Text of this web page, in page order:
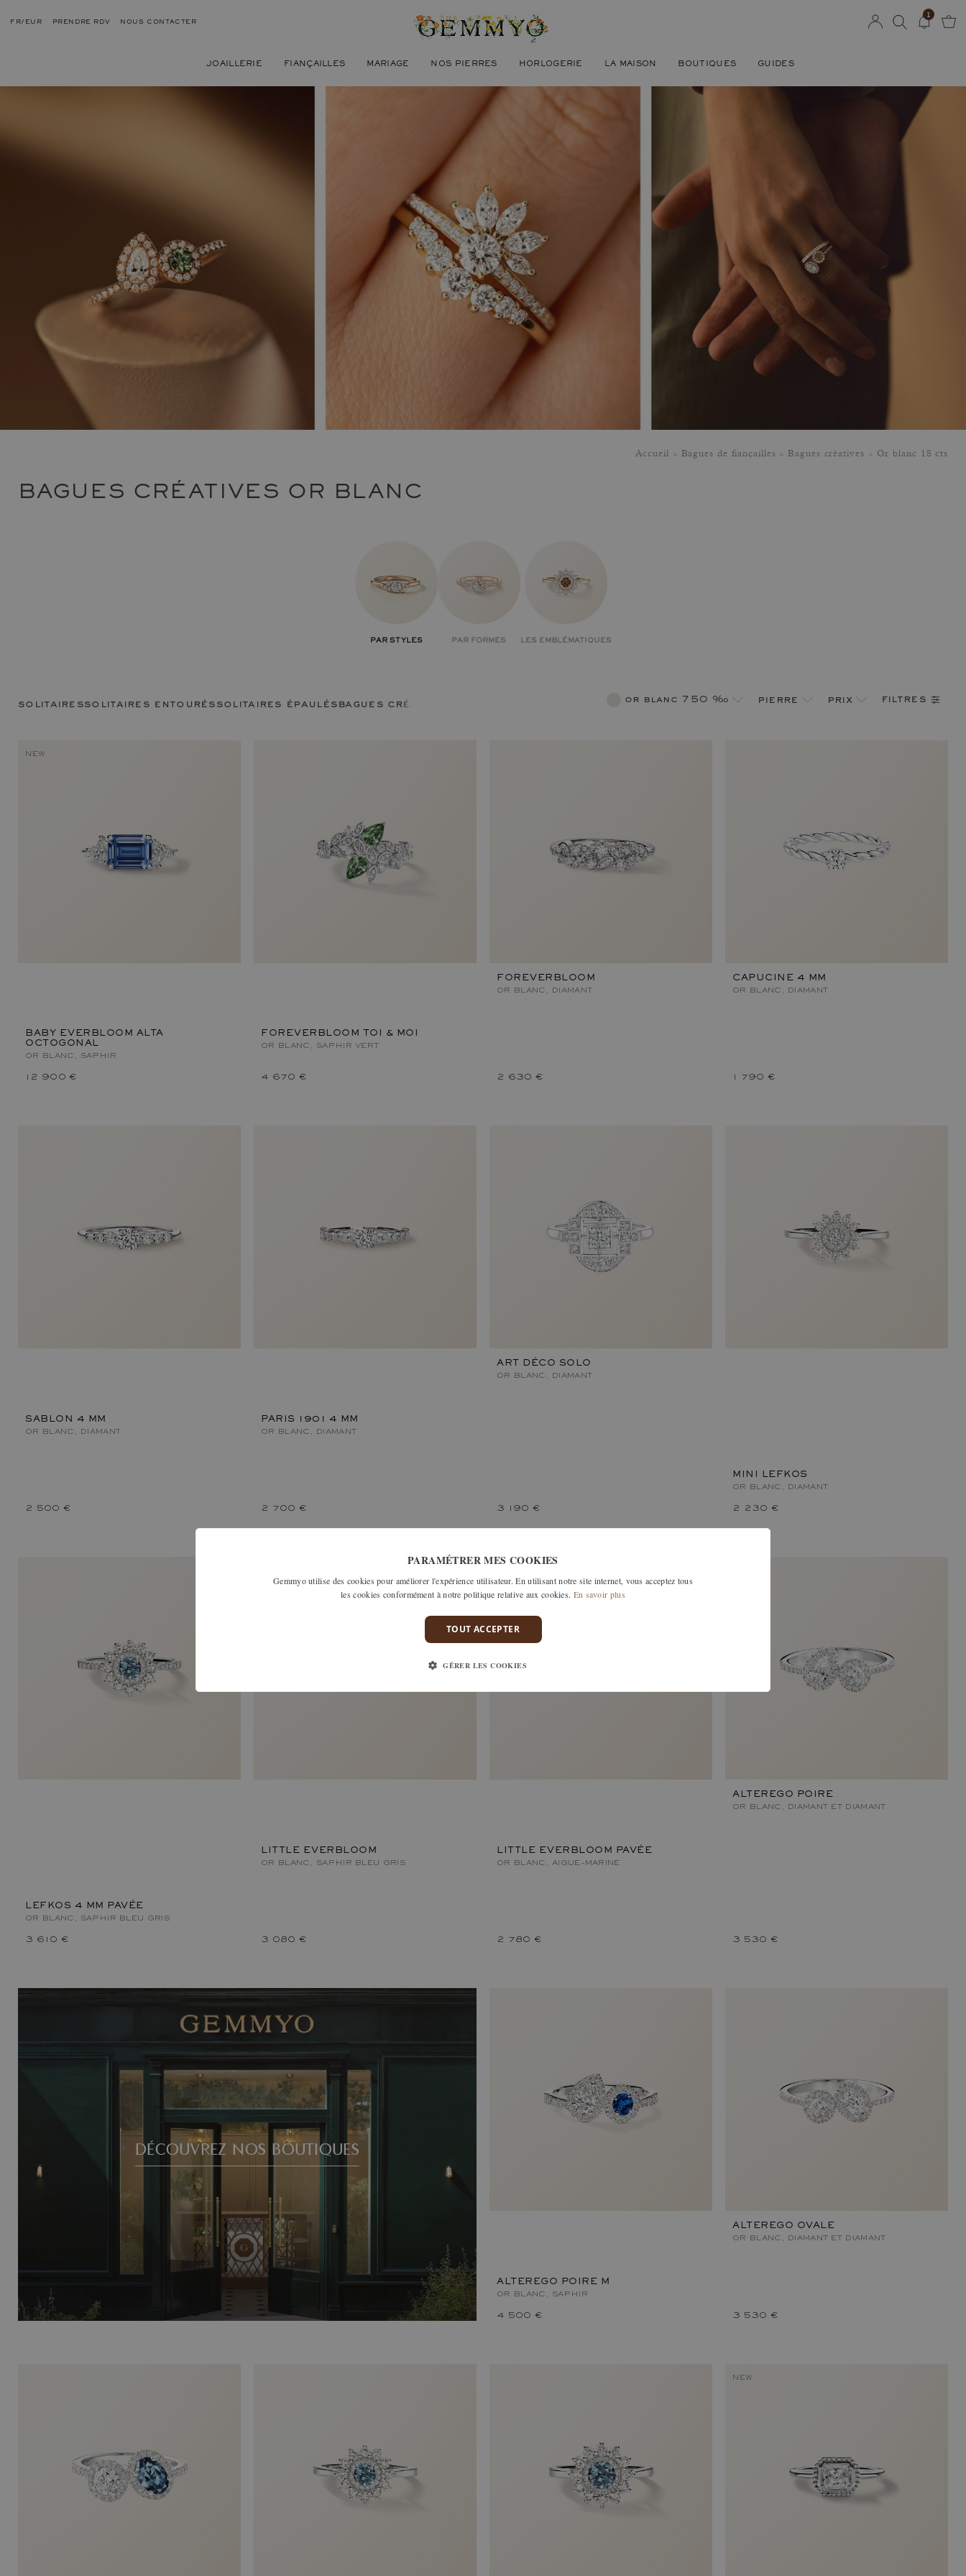
FR/EUR PRENDRE RDV NOUS CONTACTER
JOAILLERIE FIANÇAILLES MARIAGE NOS PIERRES HORLOGERIE LA MAISON BOUTIQUES GUIDES
1
Accueil Bagues de fiançailles Bagues créatives Or blanc 18 cts
BAGUES CRÉATIVES OR BLANC
PAR STYLES PAR FORMES LES EMBLÉMATIQUES
solitairessolitaires entourés solitaires épaulés bagues créatives or blanc 750 ‰ pierre prix filtres
NEW
BABY EVERBLOOM ALTA
OCTOGONAL
OR BLANC, SAPHIR
12 900 €
FOREVERBLOOM TOI & MOI
OR BLANC, SAPHIR VERT
4 670 €
FOREVERBLOOM
OR BLANC, DIAMANT
2 630 €
CAPUCINE 4 MM
OR BLANC, DIAMANT
1 790 €
SABLON 4 MM
OR BLANC, DIAMANT
2 500 €
PARIS 1901 4 MM
OR BLANC, DIAMANT
2 700 €
ART DÉCO SOLO
OR BLANC, DIAMANT
3 190 €
MINI LEFKOS
OR BLANC, DIAMANT
2 230 €
LEFKOS 4 MM PAVÉE
OR BLANC, SAPHIR BLEU GRIS
3 610 €
LITTLE EVERBLOOM
OR BLANC, SAPHIR BLEU GRIS
3 080 €
LITTLE EVERBLOOM PAVÉE
OR BLANC, AIGUE-MARINE
2 780 €
ALTEREGO POIRE
OR BLANC, DIAMANT ET DIAMANT
3 530 €
DÉCOUVREZ NOS BOUTIQUES
ALTEREGO POIRE M
OR BLANC, SAPHIR
4 500 €
ALTEREGO OVALE
OR BLANC, DIAMANT ET DIAMANT
3 530 €
NEW
PARAMÉTRER MES COOKIES
Gemmyo utilise des cookies pour améliorer l'expérience utilisateur. En utilisant notre site internet, vous acceptez tous
les cookies conformément à notre politique relative aux cookies. En savoir plus
TOUT ACCEPTER
GÉRER LES COOKIES